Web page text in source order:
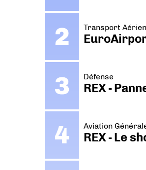
Transport Aérien
Défense
REX -
Aviation
REX - Le